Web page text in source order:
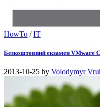
HowTo /IT
Безкоштовний екзамен VMware
2013-10-25 by Volodymyr